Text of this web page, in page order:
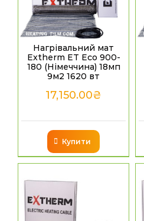
Нагрівальний мат
Extherm ET Eco 900-
180 (Німеччина) 18мп
9м2 1620 вт
17,150.00₴
Купити